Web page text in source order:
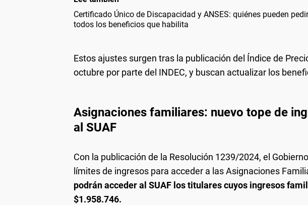
Certificado Único de Discapacidad y ANSES: quiénes pueden
todos los beneficios que habilita
Estos ajustes surgen tras la publicación del Índice de
octubre por parte del INDEC, y buscan actualizar los
Asignaciones familiares: nuevo tope de
al SUAF
Con la publicación de la Resolución 1239/2024, el
límites de ingresos para acceder a las Asignaciones
podrán acceder al SUAF los titulares cuyos ingresos
$1.958.746.